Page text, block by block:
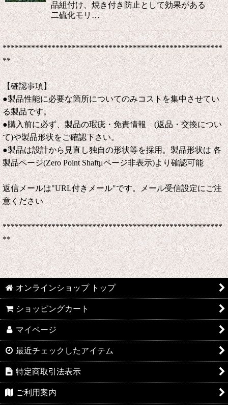
品組付け、焼き付き防止として効果がある
二硫化モリ…
******************************************************
**
【確認事項】
●製品性能に必要な箇所についてのみコストを集中させてい
る製品です。
●購入前に必ず、製品の瑕疵・免責情報 (返品・交換につい
て)や製品形状をご確認下さい。
●製品は設計から見直し独自の形状等を採用。製品形状は 各
製品ページ(Zero Point Shaftμページ非表示)より確認可能
返信メールは"URL付きメール"です。メール受信設定にご注
意ください
******************************************************
**
オンラインショップ トップ
ショッピングカート
マイページ
最近チェックしたアイテム
特定商取引法表示
ご利用案内